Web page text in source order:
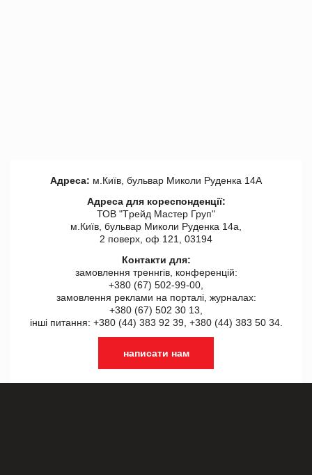
Адреса: м.Київ, бульвар Миколи Руденка 14А
Адреса для кореспонденції:
ТОВ "Tрейд Мастер Груп"
м.Київ, бульвар Миколи Руденка 14а,
2 поверх, оф 121, 03194
Контакти для:
замовлення треннгів, конференцій:
+380 (67) 502-99-00,
замовлення реклами на порталі, журналах:
+380 (67) 502 30 13,
інші питання: +380 (44) 383 92 39, +380 (44) 383 50 34.
написати нам